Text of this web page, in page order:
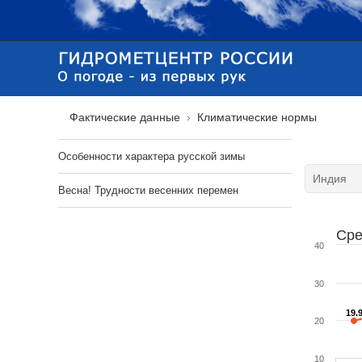
Фактические данные Климатические нормы
19.9
19.9
10
20
30
40
Особенности характера русской зимы
Весна! Трудности весенних перемен